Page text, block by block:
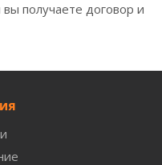
получаете договор и